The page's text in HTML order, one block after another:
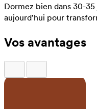
Dormez bien dans 30-
aujourd'hui pour
Vos avantages